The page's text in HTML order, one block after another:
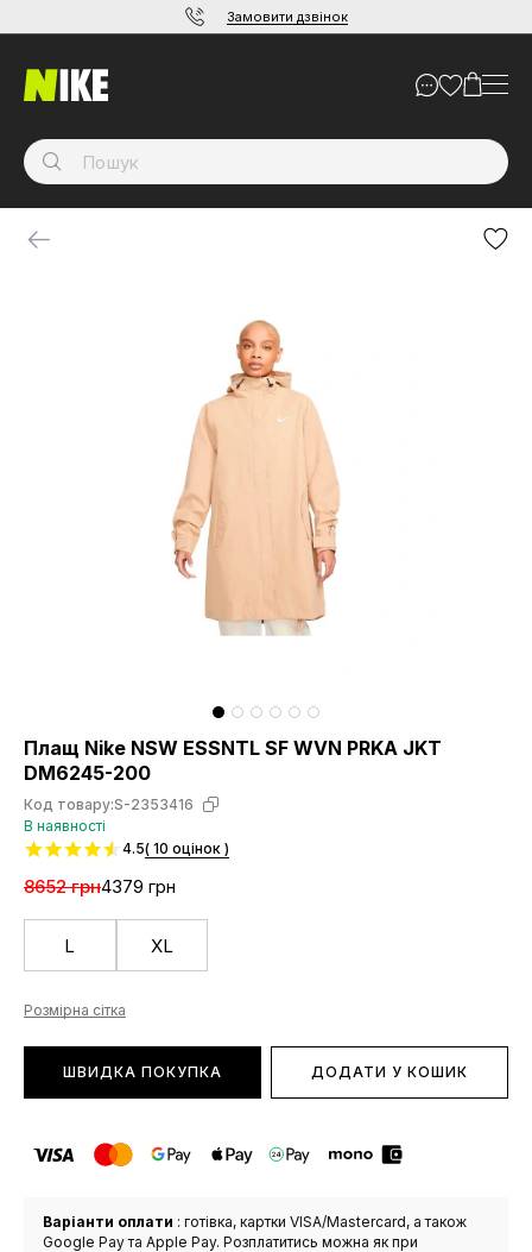
Замовити дзвінок
Плащ Nike NSW ESSNTL SF WVN PRKA JKT
DM6245-200
Код товару:S-2353416
В наявності
4.5( 10 оцінок )
8652 грн4379 грн
L XL
Розмірна сітка
ШВИДКА ПОКУПКА ДОДАТИ У КОШИК
Варіанти оплати : готівка, картки VISA/Mastercard, а також
Google Pay та Apple Pay. Розплатитись можна як при